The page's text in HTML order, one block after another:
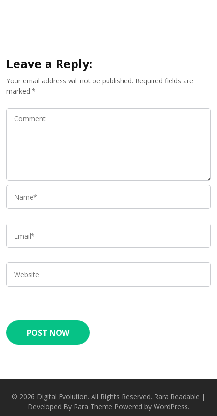
Leave a Reply:
Your email address will not be published. Required fields are
marked*
© 2026 Digital Evolution. All Rights Reserved. Rara Readable |
Developed By Rara Theme Powered by WordPress.